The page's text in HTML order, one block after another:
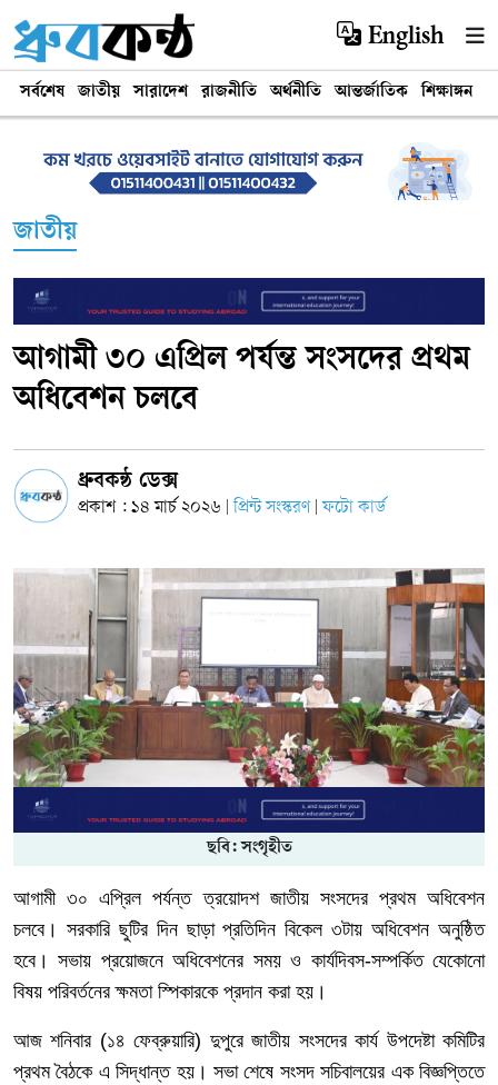
English
সর্বশেষ জাতীয় সারাদেশ রাজনীতি অর্থনীতি আন্তর্জাতিক শিক্ষাঙ্গন
জাতীয়
আগামী ৩০ এপ্রিল পর্যন্ত সংসদের প্রথম
অধিবেশন চলবে
ধ্রুবকন্ঠ ডেক্স
প্রকাশ : ১৪ মার্চ ২০২৬ প্রিন্ট সংস্করণ ফটো কার্ড
ছবি: সংগৃহীত
আগামী ৩০ এপ্রিল পর্যন্ত ত্রয়োদশ জাতীয় সংসদের প্রথম অধিবেশন
চলবে। সরকারি ছুটির দিন ছাড়া প্রতিদিন বিকেল ৩টায় অধিবেশন অনুষ্ঠিত
হবে।
সভায় প্রয়োজনে অধিবেশনের সময় ও কার্যদিবস-সম্পর্কিত যেকোনো
বিষয় পরিবর্তনের ক্ষমতা স্পিকারকে প্রদান করা হয়।
আজ শনিবার(১৪ ফেব্রুয়ারি) দুপুরে জাতীয় সংসদের কার্য উপদেষ্টা কমিটির
প্রথম বৈঠকে এ সিদ্ধান্ত হয়। সভা শেষে সংসদ সচিবালয়ের এক বিজ্ঞপ্তিতে